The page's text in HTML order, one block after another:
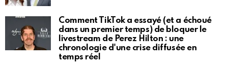
Comment TikTok a essayé (et a échoué
dans un premier temps) de bloquer le
livestream de Perez Hilton : une
chronologie d'une crise diffusée en
temps réel